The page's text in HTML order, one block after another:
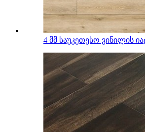
4 მმ საუკეთესო ვინილის